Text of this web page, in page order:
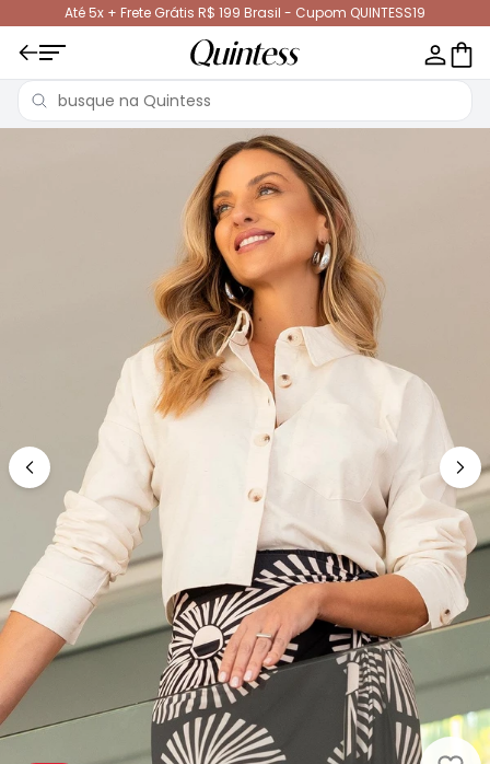
Até 5x + Frete Grátis R$ 199 Brasil - Cupom QUINTESS19